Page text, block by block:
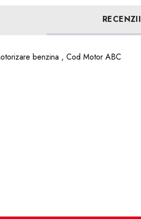
RECENZII
benzina , Cod Motor ABC